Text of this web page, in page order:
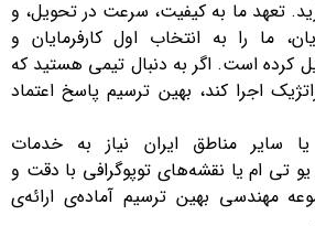
تعهد ما به کیفیت، سرعت در تحویل، و
ما را به انتخاب اول کارفرمایان و
کرده است. اگر به دنبال تیمی هستید که
اجرا کند، بهین ترسیم پاسخ اعتماد
یا سایر مناطق ایران نیاز به خدمات
یو تی ام یا نقشه‌های توپوگرافی با دقت و
مهندسی بهین ترسیم آماده‌ی ارائه‌ی